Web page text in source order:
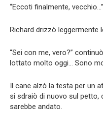
“Eccoti finalmente,
Richard drizzò leggermente
“Sei con me, vero?”
lottato molto oggi… Sono
Il cane alzò la testa per un
si sdraiò di nuovo sul petto,
sarebbe andato.